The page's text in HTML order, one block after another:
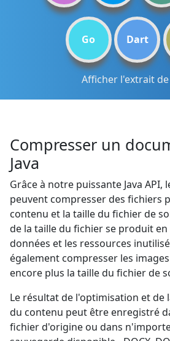
Go Dart
Afficher l'extrait
Compresser un
Java
Grâce à notre puissante Java API,
peuvent compresser des fichiers
contenu et la taille du fichier de
de la taille du fichier se produit
données et les ressources
également compresser les
encore plus la taille du fichier de
Le résultat de l'optimisation et de
du contenu peut être enregistré
fichier d'origine ou dans